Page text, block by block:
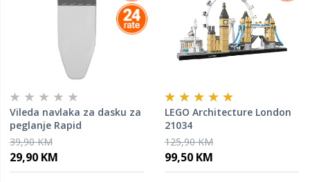
Vileda navlaka za dasku za
peglanje Rapid
39,90 KM
29,90 KM
LEGO Architecture London
21034
125,90 KM
99,50 KM